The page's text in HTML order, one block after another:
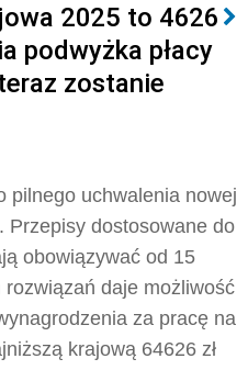
2025 to 4626
podwyżka płacy
zostanie
pilnego uchwalenia nowej
Przepisy dostosowane do
obowiązywać od 15
rozwiązań daje możliwość
za pracę na
krajową 64626 zł